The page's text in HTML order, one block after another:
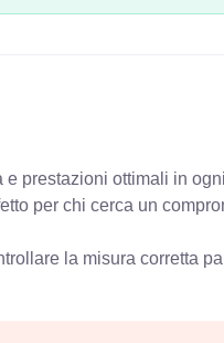
prestazioni ottimali in
per chi cerca un
la misura corretta